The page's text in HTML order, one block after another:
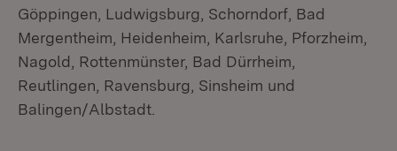
Göppingen, Ludwigsburg, Schorndorf, Bad
Mergentheim, Heidenheim, Karlsruhe, Pforzheim,
Nagold, Rottenmünster, Bad Dürrheim,
Reutlingen, Ravensburg, Sinsheim und
Balingen/Albstadt.